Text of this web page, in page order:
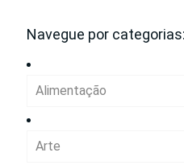
Navegue por categorias:
Alimentação
Arte